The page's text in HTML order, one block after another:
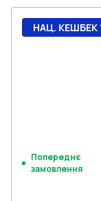
НАЦ. КЕШБЕК
Попереднє
замовлення